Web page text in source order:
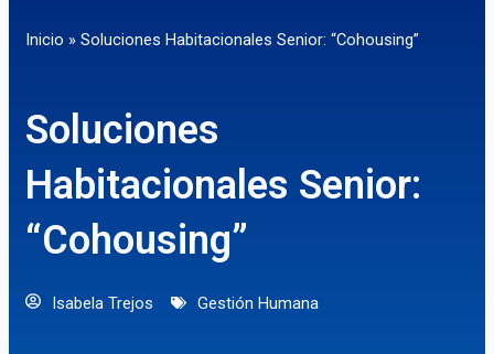
Inicio » Soluciones Habitacionales Senior: “Cohousing”
Soluciones
Habitacionales Senior:
“Cohousing”
Isabela Trejos Gestión Humana